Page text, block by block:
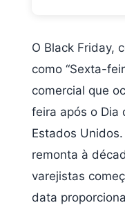
O Black Friday,
como “Sexta-
comercial que
feira após o Dia
Estados
remonta à
varejistas
data